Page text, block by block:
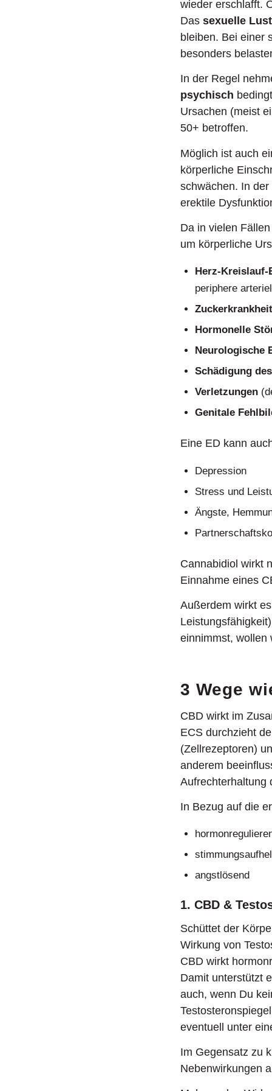
wieder erschlafft.
Das sexuelle
bleiben. Bei einer
besonders
In der Regel
psychisch
Ursachen (meist
50+ betroffen.
Möglich ist auch
körperliche
schwächen. In
erektile
Da in vielen
um körperliche
Herz-Kreislauf-
periphere
Hormonelle
Neurologische
Schädigung
Verletzungen
Genitale
Eine ED kann
Depression
Stress und
Ängste,
Cannabidiol wirkt
Einnahme eines
Außerdem wirkt
einnimmst,
3 Wege
CBD wirkt im
ECS durchzieht
(Zellrezeptoren)
anderem
Aufrechterhaltung
In Bezug auf die
angstlösend
1. CBD &
Schüttet der
Wirkung von
CBD wirkt
Damit unterstützt
auch, wenn Du
eventuell unter
Im Gegensatz zu
Nebenwirkungen